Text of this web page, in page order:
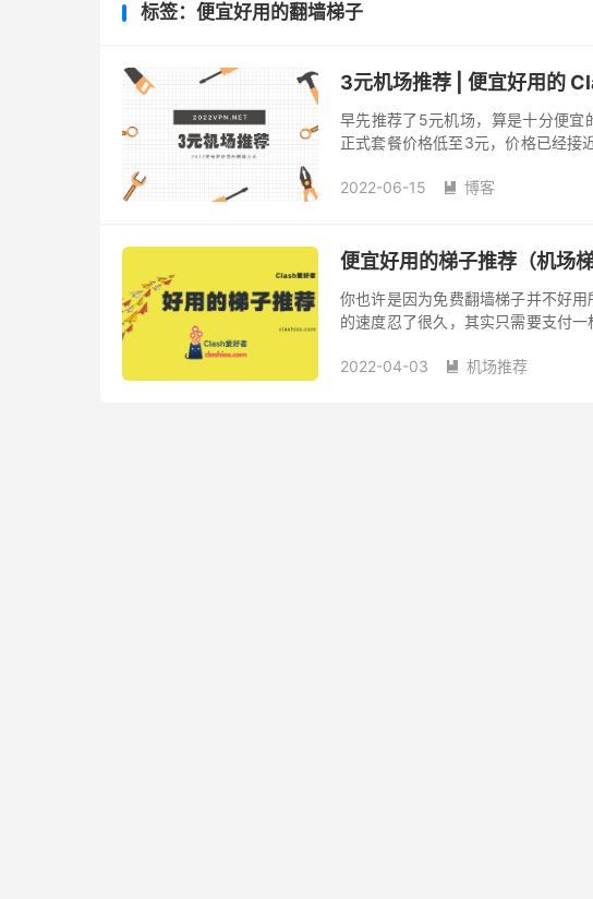
标签：便宜好用的翻墙梯子
3元机场推荐 | 便宜好用的
早先推荐了5元机场，算是十分便宜
正式套餐价格低至3元，价格已经接
餐，...
2022-06-15  博客
便宜好用的梯子推荐（机场梯
你也许是因为免费翻墙梯子并不好
的速度忍了很久，其实只需要支付
各种询问找免...
2022-04-03  机场推荐